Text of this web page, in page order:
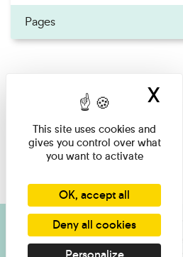
Pages
I want
This site uses cookies and
gives you control over what
you want to activate
OK, accept all
Deny all cookies
X